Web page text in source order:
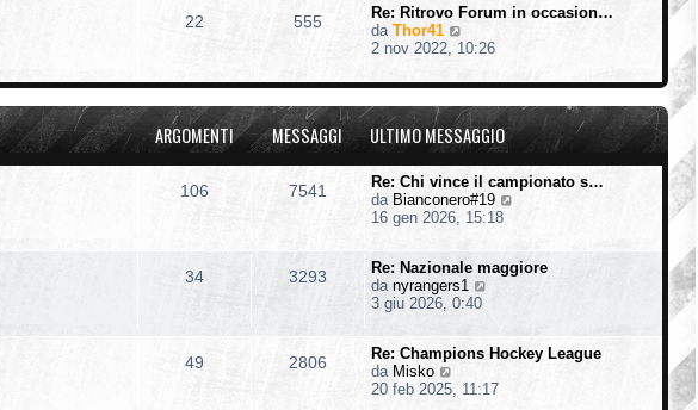
o
e
s
a
g
g
i
o
u
m
o
m
s
a
o
22 555
Re: Ritrovo Forum in occasion…
da Thor41
e
i
l
t
m
o
m
e
s
a
g
i
o
2 nov 2022, 10:26
ARGOMENTI MESSAGGI ULTIMO MESSAGGIO
106 7541
Re: Chi vince il campionato s…
da Bianconero#19
i
u
m
o
16 gen 2026, 15:18
34 3293
Re: Nazionale maggiore
da nyrangers1
i
u
t
3 giu 2026, 0:40
49 2806
Re: Champions Hockey League
da Misko
20 feb 2025, 11:17